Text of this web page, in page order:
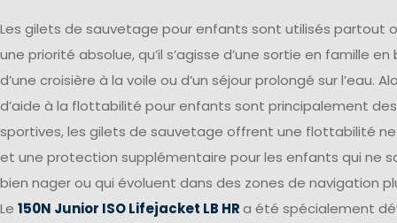
Les gilets de sauvetage pour enfants sont utilisés partout
une priorité absolue, qu’il s’agisse d’une sortie en famille
d’une croisière à la voile ou d’un séjour prolongé sur l’eau.
d’aide à la flottabilité pour enfants sont principalement
sportives, les gilets de sauvetage offrent une flottabilité
et une protection supplémentaire pour les enfants qui ne
bien nager ou qui évoluent dans des zones de navigation
Le 150N Junior ISO Lifejacket LB HRa été spécialement